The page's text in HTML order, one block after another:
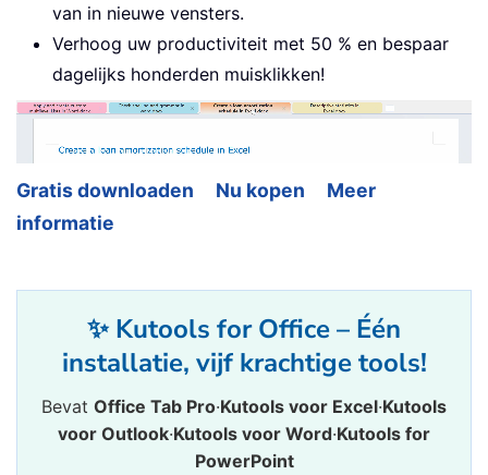
van in nieuwe vensters.
Verhoog uw productiviteit met 50 % en bespaar
dagelijks honderden muisklikken!
Gratis downloaden Nu kopen
Meer
informatie
✨ Kutools for Office – Één
installatie, vijf krachtige tools!
Bevat Office Tab Pro·Kutools voor Excel·Kutools
voor Outlook·Kutools voor Word·Kutools for
PowerPoint